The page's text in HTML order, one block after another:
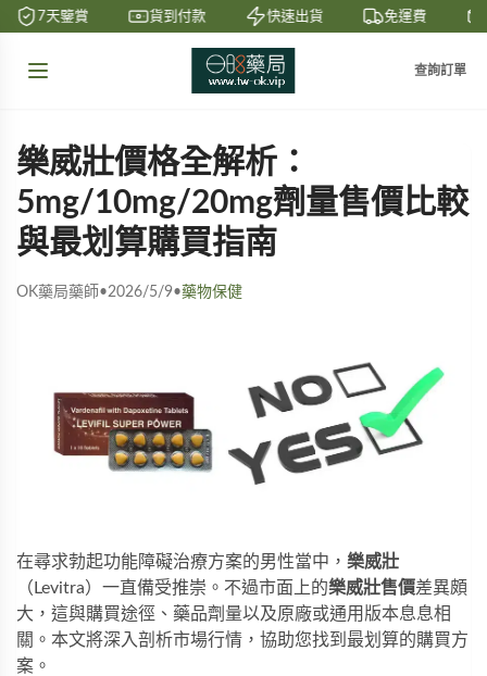
7天鑒賞 貨到付款 快速出貨 免運費
查詢訂單
樂威壯價格全解析：
5mg/10mg/20mg劑量售價比較
與最划算購買指南
OK藥局藥師•2026/5/9•藥物保健
在尋求勃起功能障礙治療方案的男性當中， 樂威壯
（Levitra）一直備受推崇。不過市面上的樂威壯售價差異頗
大，這與購買途徑、藥品劑量以及原廠或通用版本息息相
關。本文將深入剖析市場行情，協助您找到最划算的購買方
案。